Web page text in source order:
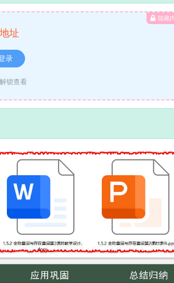
隐藏
址
录
锁查看